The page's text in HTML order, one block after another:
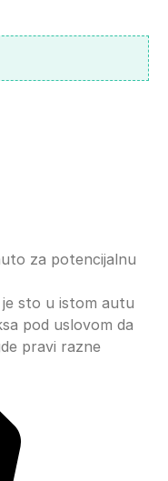
za potencijalnu
sto u istom autu
pod uslovom da
pravi razne